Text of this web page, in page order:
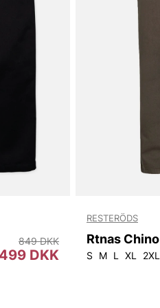
DKK
849 DKK
RESTERÖDS
Rtnas Chino
S M L XL 2XL